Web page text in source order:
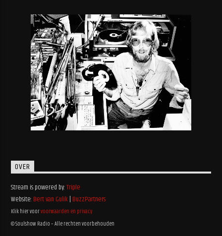
OVER
Stream is powered by:Triple
Website: Bert van Gulik| BuzzPartners
Klik hier voorvoorwaarden en privacy
© Soulshow Radio – Alle rechten voorbehouden